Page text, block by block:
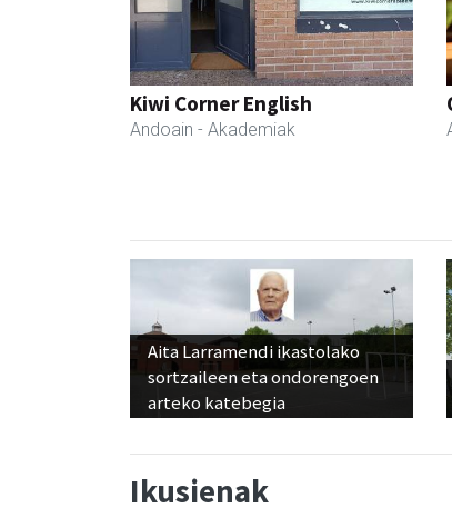
Kiwi Corner English
Andoain - Akademiak
Aita Larramendi ikastolako
sortzaileen eta ondorengoen
arteko katebegia
Ikusienak